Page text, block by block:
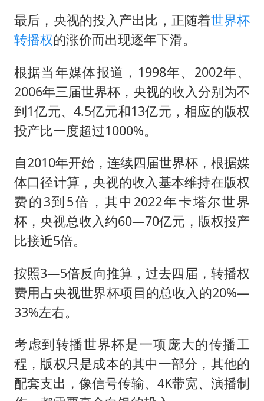
最后，央视的投入产出比，正随着世界杯
转播权的涨价而出现逐年下滑。
根据当年媒体报道，1998年、2002年、
2006年三届世界杯，央视的收入分别为不
到1亿元、4.5亿元和13亿元，相应的版权
投产比一度超过1000%。
自2010年开始，连续四届世界杯，根据媒
体口径计算，央视的收入基本维持在版权
费的3到5倍，其中2022年卡塔尔世界
杯，央视总收入约60—70亿元，版权投产
比接近5倍。
按照3—5倍反向推算，过去四届，转播权
费用占央视世界杯项目的总收入的20%—
33%左右。
考虑到转播世界杯是一项庞大的传播工
程，版权只是成本的其中一部分，其他的
配套支出，像信号传输、4K带宽、演播制